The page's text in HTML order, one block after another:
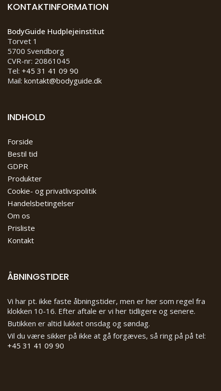
KONTAKTINFORMATION
BodyGuide Hudplejeinstitut
Torvet 1
5700 Svendborg
CVR-nr: 20861045
Tel: +45 31 41 09 90
Mail: kontakt@bodyguide.dk
INDHOLD
Forside
Bestil tid
GDPR
Produkter
Cookie- og privatlivspolitik
Handelsbetingelser
Om os
Prisliste
Kontakt
ÅBNINGSTIDER
Vi har pt. ikke faste åbningstider, men er her som regel fra
klokken 10-16. Efter aftale er vi her tidligere og senere.
Butikken er altid lukket onsdag og søndag.
Vil du være sikker på ikke at gå forgæves, så ring på på tel:
+45 31 41 09 90